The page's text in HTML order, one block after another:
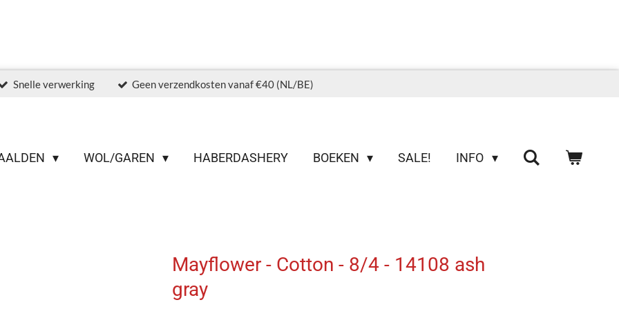
Snelle verwerking Geen verzendkosten vanaf €40 (NL/BE)
WOL/GAREN HABERDASHERY BOEKEN SALE! INFO
Mayflower - Cotton - 8/4 - 14108 ash
gray